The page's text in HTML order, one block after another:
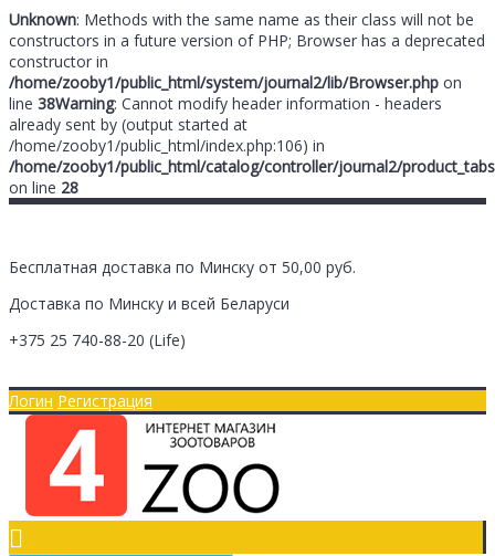
Unknown: Methods with the same name as their class will not be
constructors in a future version of PHP; Browser has a deprecated
constructor in
/home/zooby1/public_html/system/journal2/lib/Browser.php on
line 38Warning: Cannot modify header information - headers
already sent by (output started at
/home/zooby1/public_html/index.php:106) in
/home/zooby1/public_html/catalog/controller/journal2/
on line 28
Бесплатная доставка по Минску от 50,00 руб.
Доставка по Минску и всей Беларуси
+375 25 740-88-20 (Life)
Логин Регистрация